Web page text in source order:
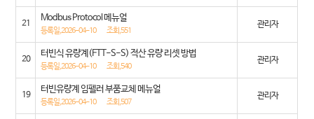
21
Modbus Protocol 메뉴얼
등록일,2026-04-10 조회,551
관리자
20
터빈식 유량계(FTT-S-S) 적산 유량 리셋 방법
등록일,2026-04-10 조회,540
관리자
19
터빈유량계 임펠러 부품교체 메뉴얼
등록일,2026-04-10 조회,507
관리자